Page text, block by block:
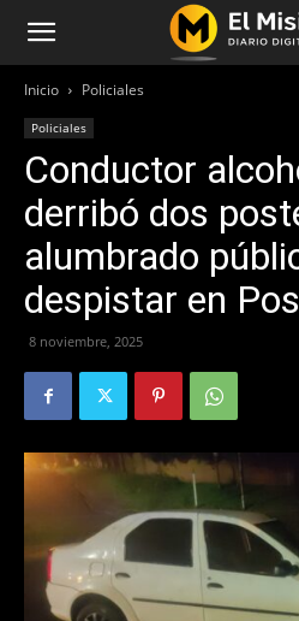
Inicio Policiales
Policiales
Conductor
derribó dos
alumbrado
despistar en
8 noviembre, 2025